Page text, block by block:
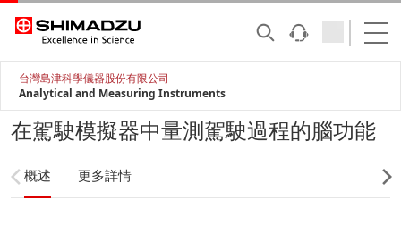
台灣島津科學儀器股份有限公司
Analytical and Measuring Instruments
在駕駛模擬器中量測駕駛過程的腦功能
概述 更多詳情